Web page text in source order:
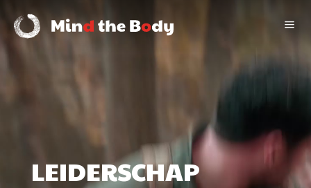
a
LEIDERSCHAP